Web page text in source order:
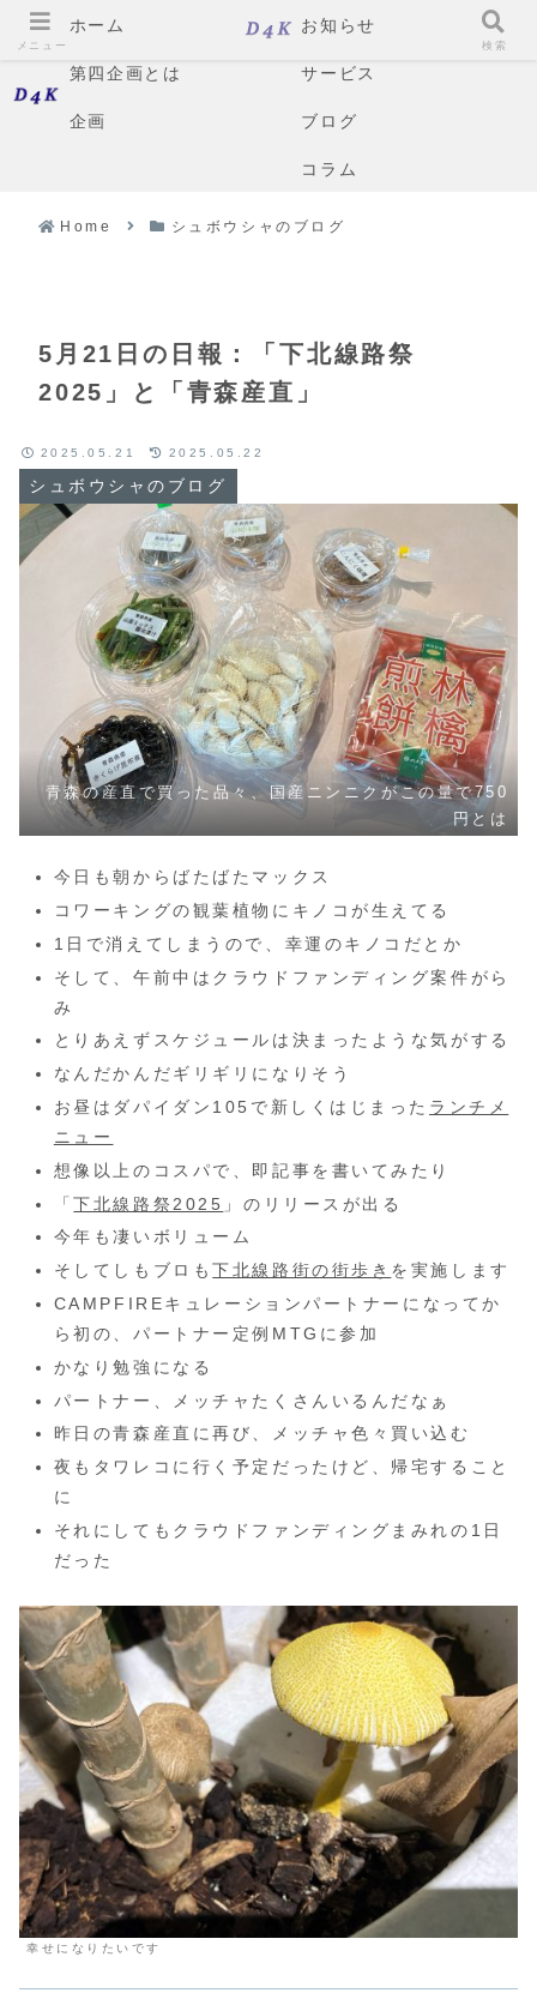
ホーム
お知らせ
第四企画とは
サービス
企画
ブログ
コラム
Home シュボウシャのブログ
5月21日の日報：「下北線路祭
2025」と「青森産直」
シュボウシャのブログ
青森の産直で買った品々、国産ニンニクがこの量で750
円とは
2025.05.21 2025.05.22
今日も朝からばたばたマックス
コワーキングの観葉植物にキノコが生えてる
1日で消えてしまうので、幸運のキノコだとか
そして、午前中はクラウドファンディング案件がら
み
とりあえずスケジュールは決まったような気がする
なんだかんだギリギリになりそう
お昼はダパイダン105で新しくはじまった ランチメ
ニュー
想像以上のコスパで、即記事を書いてみたり
「下北線路祭2025 」のリリースが出る
今年も凄いボリューム
そしてしもブロも下北線路街の街歩き を実施します
CAMPFIREキュレーションパートナーになってか
ら初の、パートナー定例MTGに参加
かなり勉強になる
パートナー、メッチャたくさんいるんだなぁ
昨日の青森産直に再び、メッチャ色々買い込む
夜もタワレコに行く予定だったけど、帰宅すること
に
それにしてもクラウドファンディングまみれの1日
だった
幸せになりたいです
メニュー 検索